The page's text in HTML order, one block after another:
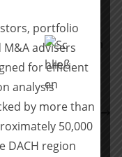
Refinanzierung
sowie beim
im Rahmen
Finanzierung der
operasan-Gruppe
portfolio
advisers
for efficient
analysis
by more than
50,000
DACH region